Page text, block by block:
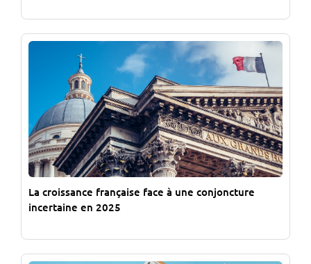
La croissance française face à une conjoncture
incertaine en 2025